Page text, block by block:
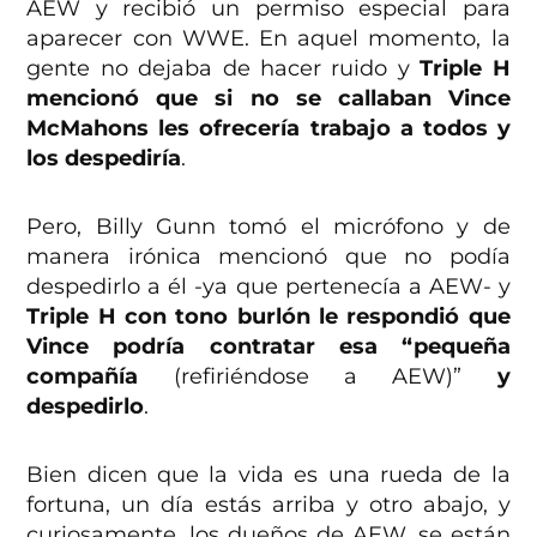
AEW y recibió un permiso especial para
aparecer con WWE. En aquel momento, la
gente no dejaba de hacer ruido yTriple H
mencionó que si no se callaban Vince
McMahons les ofrecería trabajo a todos y
los despediría.
Pero, Billy Gunn tomó el micrófono y de
manera irónica mencionó que no podía
despedirlo a él -ya que pertenecía a AEW- y
Triple H con tono burlón le respondió que
Vince podría contratar esa “pequeña
compañía (refiriéndose a AEW)” y
despedirlo.
Bien dicen que la vida es una rueda de la
fortuna, un día estás arriba y otro abajo, y